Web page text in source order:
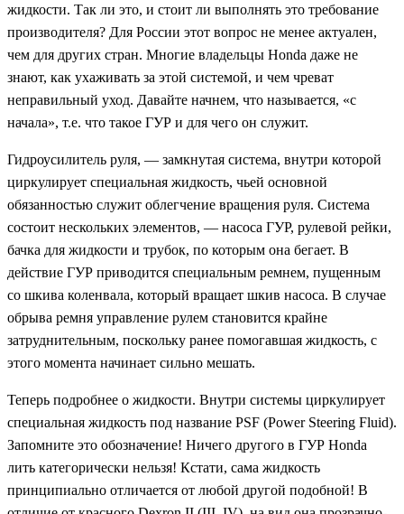
жидкости. Так ли это, и стоит ли выполнять это требование
производителя? Для России этот вопрос не менее актуален,
чем для других стран. Многие владельцы Honda даже не
знают, как ухаживать за этой системой, и чем чреват
неправильный уход. Давайте начнем, что называется, «с
начала», т.е. что такое ГУР и для чего он служит.
Гидроусилитель руля, — замкнутая система, внутри которой
циркулирует специальная жидкость, чьей основной
обязанностью служит облегчение вращения руля. Система
состоит нескольких элементов, — насоса ГУР, рулевой рейки,
бачка для жидкости и трубок, по которым она бегает. В
действие ГУР приводится специальным ремнем, пущенным
со шкива коленвала, который вращает шкив насоса. В случае
обрыва ремня управление рулем становится крайне
затруднительным, поскольку ранее помогавшая жидкость, с
этого момента начинает сильно мешать.
Теперь подробнее о жидкости. Внутри системы циркулирует
специальная жидкость под название PSF (Power Steering Fluid).
Запомните это обозначение! Ничего другого в ГУР Honda
лить категорически нельзя! Кстати, сама жидкость
принципиально отличается от любой другой подобной! В